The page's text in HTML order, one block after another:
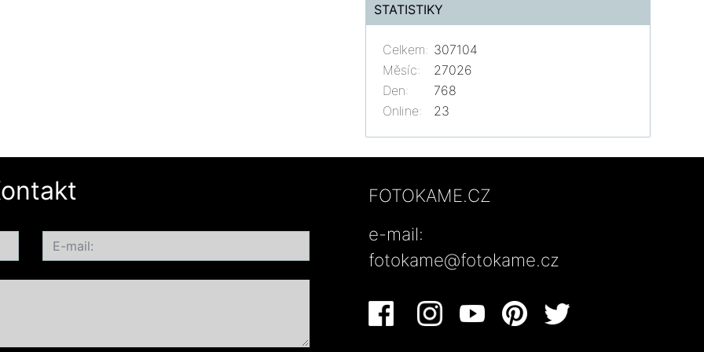
STATISTIKY
Online: 23
Celkem: 307104
Měsíc:
27026
Den:
768
FOTOKAME.CZ
e-mail:
fotokame@fotokame.cz